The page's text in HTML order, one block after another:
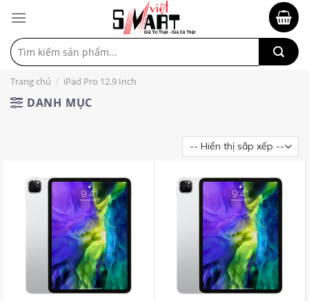
Tìm
kiếm:
Trang chủ / iPad Pro 12.9 Inch
DANH MỤC